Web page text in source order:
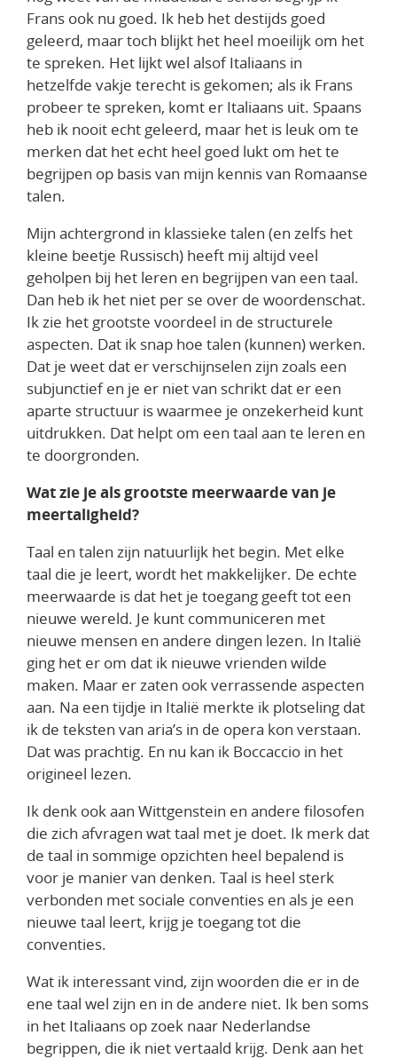
Frans ook nu goed. Ik heb het destijds goed
geleerd, maar toch blijkt het heel moeilijk om het
te spreken. Het lijkt wel alsof Italiaans in
hetzelfde vakje terecht is gekomen; als ik Frans
probeer te spreken, komt er Italiaans uit. Spaans
heb ik nooit echt geleerd, maar het is leuk om te
merken dat het echt heel goed lukt om het te
begrijpen op basis van mijn kennis van Romaanse
talen.
Mijn achtergrond in klassieke talen (en zelfs het
kleine beetje Russisch) heeft mij altijd veel
geholpen bij het leren en begrijpen van een taal.
Dan heb ik het niet per se over de woordenschat.
Ik zie het grootste voordeel in de structurele
aspecten. Dat ik snap hoe talen (kunnen) werken.
Dat je weet dat er verschijnselen zijn zoals een
subjunctief en je er niet van schrikt dat er een
aparte structuur is waarmee je onzekerheid kunt
uitdrukken. Dat helpt om een taal aan te leren en
te doorgronden.
Wat zie je als grootste meerwaarde van je
meertaligheid?
Taal en talen zijn natuurlijk het begin. Met elke
taal die je leert, wordt het makkelijker. De echte
meerwaarde is dat het je toegang geeft tot een
nieuwe wereld. Je kunt communiceren met
nieuwe mensen en andere dingen lezen. In Italië
ging het er om dat ik nieuwe vrienden wilde
maken. Maar er zaten ook verrassende aspecten
aan. Na een tijdje in Italië merkte ik plotseling dat
ik de teksten van aria’s in de opera kon verstaan.
Dat was prachtig. En nu kan ik Boccaccio in het
origineel lezen.
Ik denk ook aan Wittgenstein en andere filosofen
die zich afvragen wat taal met je doet. Ik merk dat
de taal in sommige opzichten heel bepalend is
voor je manier van denken. Taal is heel sterk
verbonden met sociale conventies en als je een
nieuwe taal leert, krijg je toegang tot die
conventies.
Wat ik interessant vind, zijn woorden die er in de
ene taal wel zijn en in de andere niet. Ik ben soms
in het Italiaans op zoek naar Nederlandse
begrippen, die ik niet vertaald krijg. Denk aan het